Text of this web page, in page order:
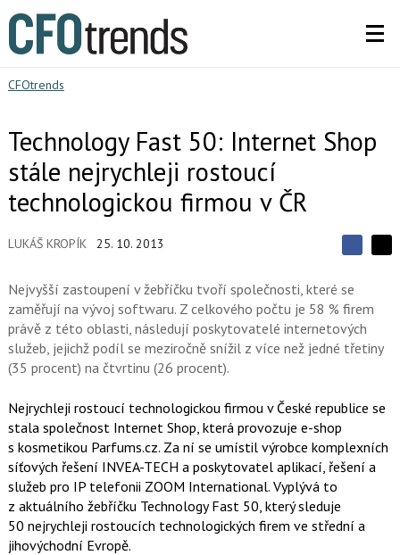
CFOtrends
Technology Fast 50: Internet Shop
stále nejrychleji rostoucí
technologickou firmou v ČR
LUKÁŠ KROPÍK 25. 10. 2013
S
í
l
e
S
l
e
j
t
e
a
b
o
e
í
X
Nejvyšší zastoupení v žebříčku tvoří společnosti, které se
zaměřují na vývoj softwaru. Z celkového počtu je 58 % firem
právě z této oblasti, následují poskytovatelé internetových
služeb, jejichž podíl se meziročně snížil z více než jedné třetiny
(35 procent) na čtvrtinu (26 procent).
Nejrychleji rostoucí technologickou firmou v České republice se
stala společnost Internet Shop, která provozuje e-shop
s kosmetikou Parfums.cz. Za ní se umístil výrobce komplexních
síťových řešení INVEA-TECH a poskytovatel aplikací, řešení a
služeb pro IP telefonii ZOOM International. Vyplývá to
z aktuálního žebříčku Technology Fast 50, který sleduje
50 nejrychleji rostoucích technologických firem ve střední a
jihovýchodní Evropě.